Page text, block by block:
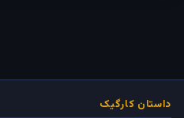
داستان کارگیک